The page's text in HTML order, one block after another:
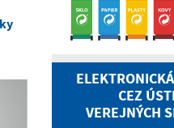
CEZ
VEREJNÝCH